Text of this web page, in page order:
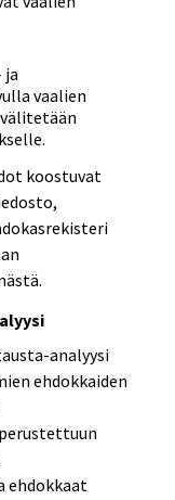
ja
vaalien
koostuvat
analyysi
ehdokkaiden
ehdokkaat